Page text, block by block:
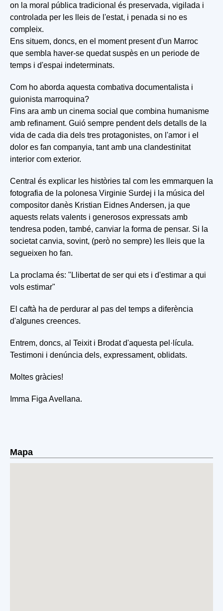
on la moral pública tradicional és preservada, vigilada i
controlada per les lleis de l'estat, i penada si no es
compleix.
Ens situem, doncs, en el moment present d'un Marroc
que sembla haver-se quedat suspès en un periode de
temps i d'espai indeterminats.
Com ho aborda aquesta combativa documentalista i
guionista marroquina?
Fins ara amb un cinema social que combina humanisme
amb refinament. Guió sempre pendent dels detalls de la
vida de cada dia dels tres protagonistes, on l'amor i el
dolor es fan companyia, tant amb una clandestinitat
interior com exterior.
Central és explicar les històries tal com les emmarquen la
fotografia de la polonesa Virginie Surdej i la música del
compositor danès Kristian Eidnes Andersen, ja que
aquests relats valents i generosos expressats amb
tendresa poden, també, canviar la forma de pensar. Si la
societat canvia, sovint, (però no sempre) les lleis que la
segueixen ho fan.
La proclama és: "Llibertat de ser qui ets i d'estimar a qui
vols estimar"
El caftà ha de perdurar al pas del temps a diferència
d'algunes creences.
Entrem, doncs, al Teixit i Brodat d'aquesta pel·lícula.
Testimoni i denúncia dels, expressament, oblidats.
Moltes gràcies!
Imma Figa Avellana.
Mapa